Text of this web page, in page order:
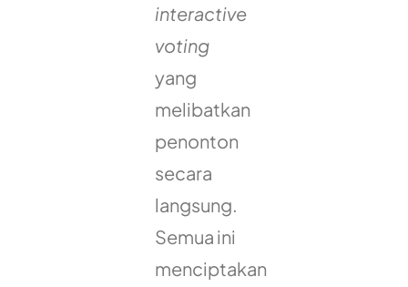
interactive
voting
yang
melibatkan
penonton
secara
langsung.
Semua ini
menciptakan